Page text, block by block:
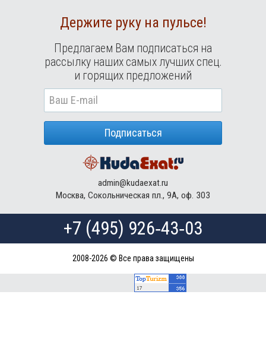
Держите руку на пульсе!
Предлагаем Вам подписаться на
рассылку наших самых лучших спец.
и горящих предложений
Подписаться
admin@kudaexat.ru
Москва, Сокольническая пл., 9А, оф. 303
+7 (495) 926‑43‑03
2008-2026 © Все права защищены